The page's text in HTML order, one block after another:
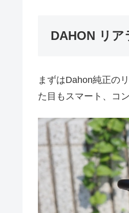
DAHON リア
まずはDahon純正の
た目もスマート、コ